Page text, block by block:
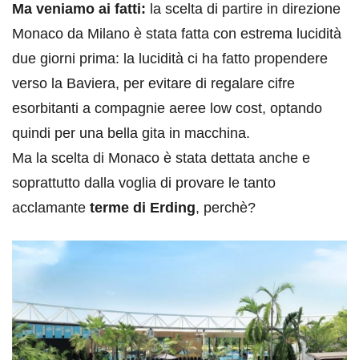
Ma veniamo ai fatti: la scelta di partire in direzione
Monaco da Milano è stata fatta con estrema lucidità
due giorni prima: la lucidità ci ha fatto propendere
verso la Baviera, per evitare di regalare cifre
esorbitanti a compagnie aeree low cost, optando
quindi per una bella gita in macchina.
Ma la scelta di Monaco è stata dettata anche e
soprattutto dalla voglia di provare le tanto
acclamante terme di Erding, perchè?